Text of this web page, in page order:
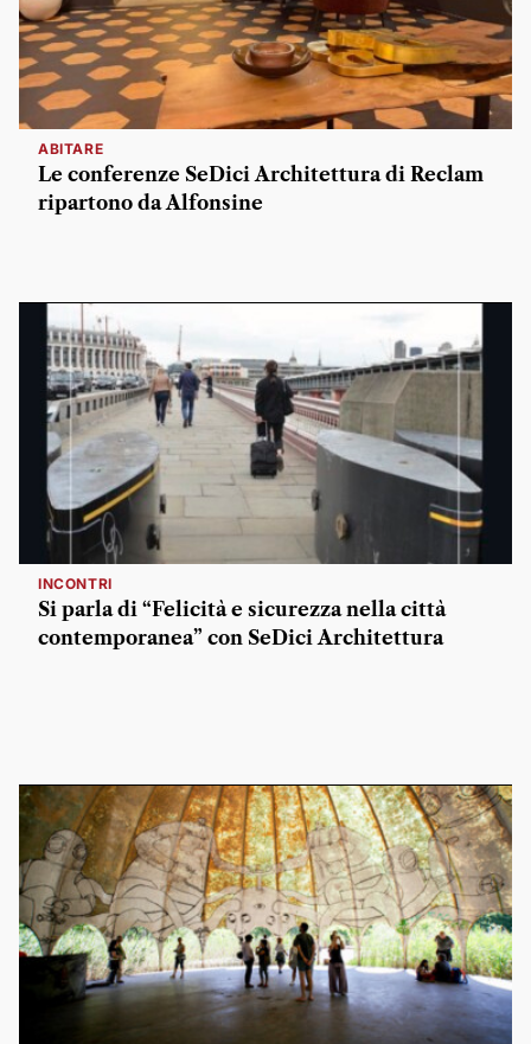
ABITARE
Le conferenze SeDici Architettura di Reclam
ripartono da Alfonsine
INCONTRI
Si parla di “Felicità e sicurezza nella città
contemporanea” con SeDici Architettura